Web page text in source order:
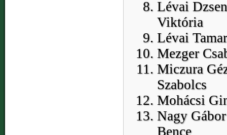
Lévai
Viktória
Lévai
Mezger
Miczura
Szabolcs
Mohácsi
Nagy Gábor
Bence